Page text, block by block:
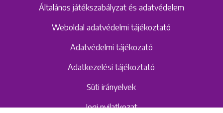
Általános játékszabályzat és adatvédelem
Weboldal adatvédelmi tájékoztató
Adatvédelmi tájékozató
Adatkezelési tájékoztató
Süti irányelvek
Jogi nyilatkozat